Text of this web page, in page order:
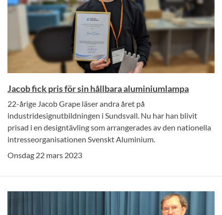
Jacob fick pris för sin hållbara aluminiumlampa
22-årige Jacob Grape läser andra året på
industridesignutbildningen i Sundsvall. Nu har han blivit
prisad i en designtävling som arrangerades av den nationella
intresseorganisationen Svenskt Aluminium.
Onsdag 22 mars 2023